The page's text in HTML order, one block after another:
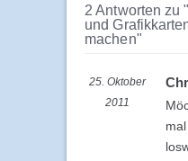
2 Antworten zu
und
machen"
25. Oktober
2011